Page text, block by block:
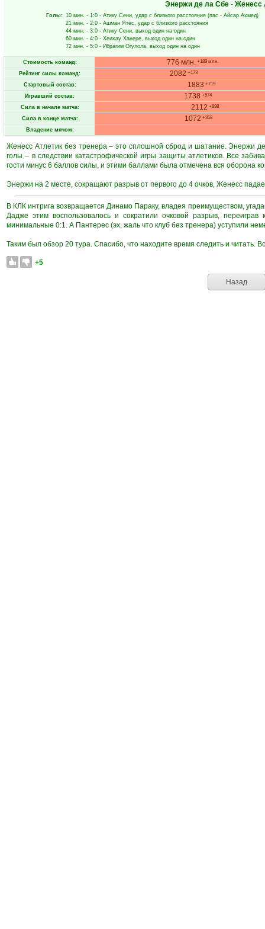
Энержи де ла Сбе - Женесс
Голы: 10 мин. - 1:0 - Атику Сени, удар с близкого расстояния (пас - Айсар Ахмед)
21 мин. - 2:0 - Ашман Ятес, удар с близкого расстояния
44 мин. - 3:0 - Атику Сени, выход один на один
60 мин. - 4:0 - Хеихау Ханере, выход один на один
72 мин. - 5:0 - Ибрагим Огулола, выход один на один
Стоимость команд: 776 млн. +189 млн.
Рейтинг силы команд: 2082 +173
Стартовый состав: 1883 +719
Игравший состав: 1738 +574
Сила в начале матча: 2112 +898
Сила в конце матча: 1072 +358
Владение мячом:
Женесс Атлетик без тренера – это сплошной сброд и шатание. Энержи
голы – в следствии катастрофической игры защиты атлетиков. Все
гости минус 6 баллов силы, и этими баллами была отмечена вся оборона
Энержи на 2 месте, сокращают разрыв от первого до 4 очков, Женесс
В КЛК интрига возвращается Динамо Параку, владея преимуществом,
Дадже этим воспользовалось и сократили очковой разрыв,
минимальные 0:1. А Пантерес (эх, жаль что клуб без тренера) уступили
Таким был обзор 20 тура. Спасибо, что находите время следить и читать.
+5
Назад